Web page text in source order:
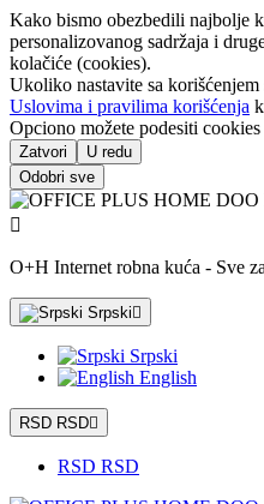
Kako bismo obezbedili najbolje
personalizovanog sadržaja i
kolačiće (cookies).
Ukoliko nastavite sa korišćenjem
Uslovima i pravilima korišćenja
Opciono možete podesiti
Zatvori
U redu
Odobri sve

O+H Internet robna kuća - Sve
Srpski 
Srpski
English
RSD RSD
RSD RSD